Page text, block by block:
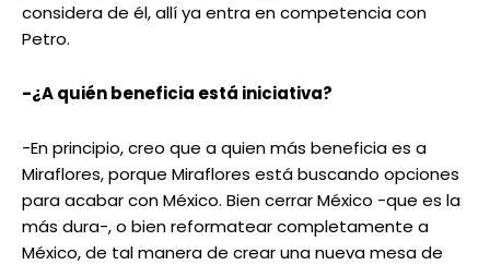
considera de él, allí ya entra en competencia con
Petro.
-¿A quién beneficia está iniciativa?
-En principio, creo que a quien más beneficia es a
Miraflores, porque Miraflores está buscando opciones
para acabar con México. Bien cerrar México -que es la
más dura-, o bien reformatear completamente a
México, de tal manera de crear una nueva mesa de